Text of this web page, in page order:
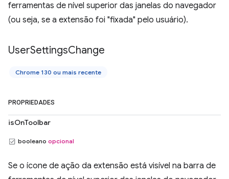
ferramentas de nível superior das janelas do navegador
(ou seja, se a extensão foi "fixada" pelo usuário).
UserSettingsChange
Chrome 130 ou mais recente
PROPRIEDADES
isOnToolbar
booleano opcional
Se o ícone de ação da extensão está visível na barra de